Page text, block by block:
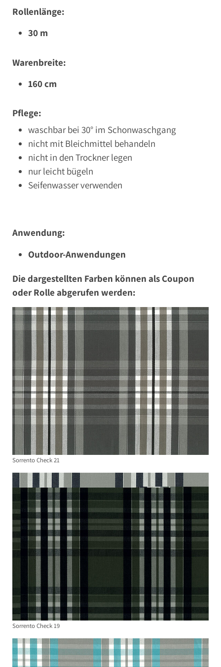
Sorrento Check 21
Sorrento Check 19
Rollenlänge:
30 m
Warenbreite:
160 cm
Pflege:
waschbar bei 30° im Schonwaschgang
nicht mit Bleichmittel behandeln
nicht in den Trockner legen
nur leicht bügeln
Seifenwasser verwenden
Anwendung:
Outdoor-Anwendungen
Die dargestellten Farben können als Coupon
oder Rolle abgerufen werden: